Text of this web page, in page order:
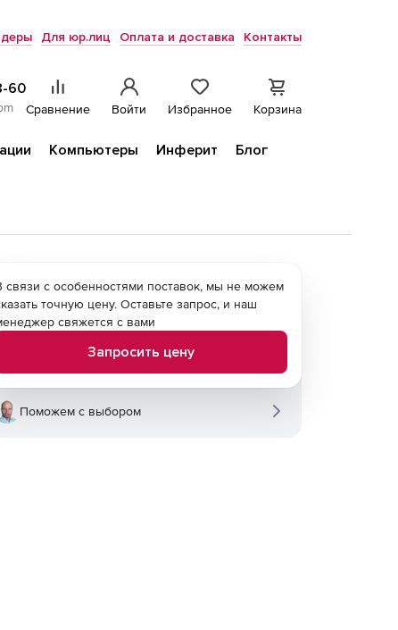
Для юр.лиц Оплата и доставка Контакты
60
Сравнение Войти Избранное Корзина
Компьютеры Инферит
Блог
связи с особенностями поставок, мы не можем
точную цену. Оставьте запрос, и наш
свяжется с вами
Запросить цену
Поможем с выбором